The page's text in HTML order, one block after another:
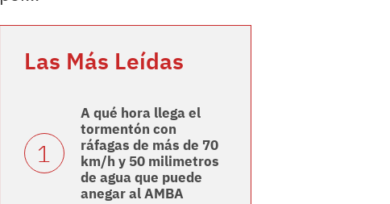
Las Más Leídas
A qué hora llega el
tormentón con
ráfagas de más de 70
km/h y 50 milimetros
de agua que puede
anegar al AMBA